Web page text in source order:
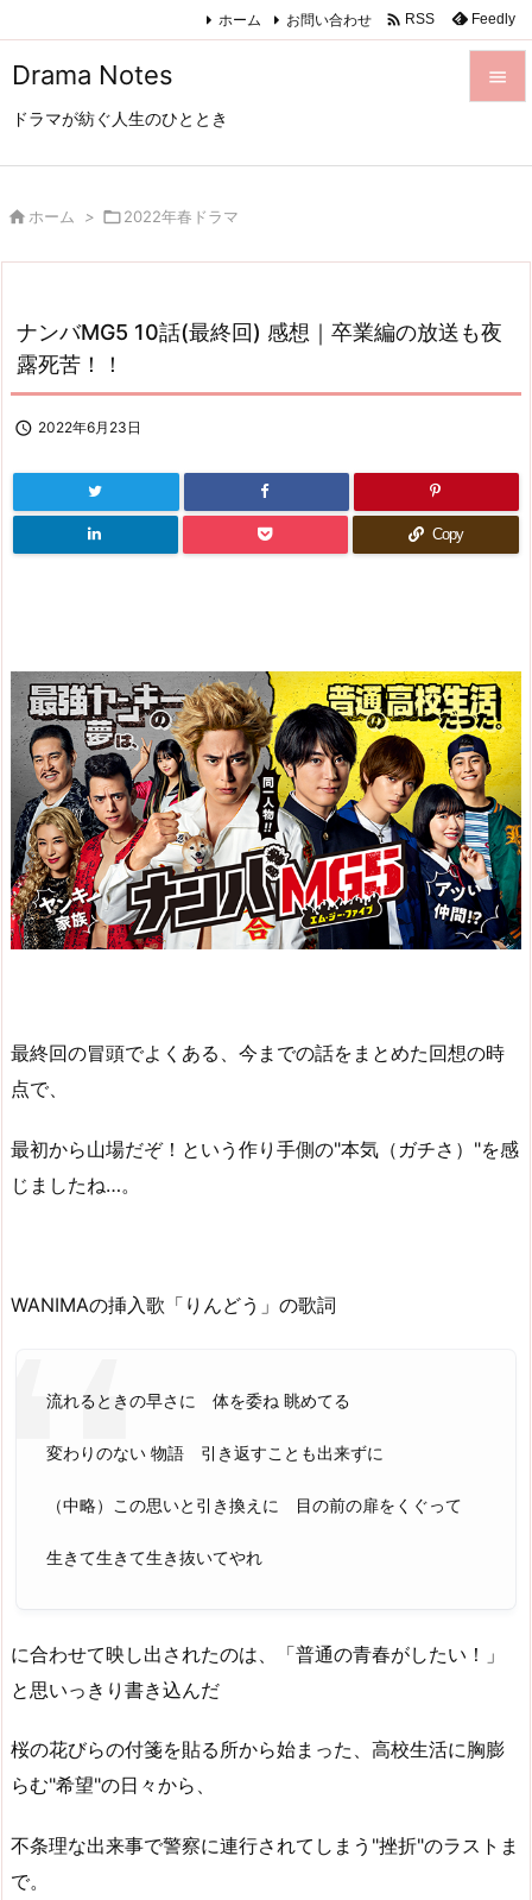
Drama Notes
ドラマが紡ぐ人生のひととき

次へ
検索
ホーム お問い合わせ  RSS Feedly
 ホーム > 2022年春ドラマ
ナンバMG5 10話(最終回) 感想｜卒業編の放送も夜
露死苦！！
 2022年6月23日
Copy
最終回の冒頭でよくある、今までの話をまとめた回想の時
点で、
最初から山場だぞ！という作り手側の"本気（ガチさ）"を感
じましたね…。
WANIMAの挿入歌「りんどう」の歌詞
流れるときの早さに 体を委ね 眺めてる
変わりのない 物語 引き返すことも出来ずに
（中略）この思いと引き換えに 目の前の扉をくぐって
生きて生きて生き抜いてやれ
に合わせて映し出されたのは、「普通の青春がしたい！」
と思いっきり書き込んだ
桜の花びらの付箋を貼る所から始まった、高校生活に胸膨
らむ"希望"の日々から、
不条理な出来事で警察に連行されてしまう"挫折"のラストま
で。